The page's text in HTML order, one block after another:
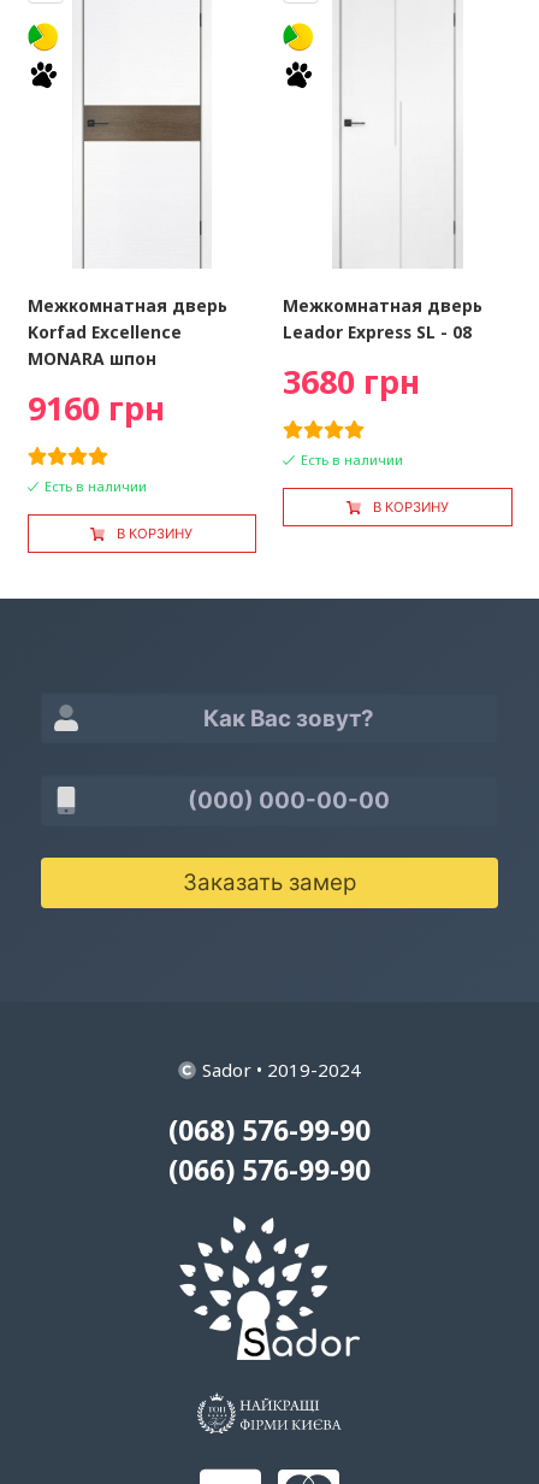
Межкомнатная дверь
Korfad Excellence
MONARA шпон
9160 грн
Есть в наличии
В КОРЗИНУ
Межкомнатная дверь
Leador Express SL - 08
3680 грн
Есть в наличии
В КОРЗИНУ
Заказать замер
Sador • 2019-2024
(068) 576-99-90
(066) 576-99-90